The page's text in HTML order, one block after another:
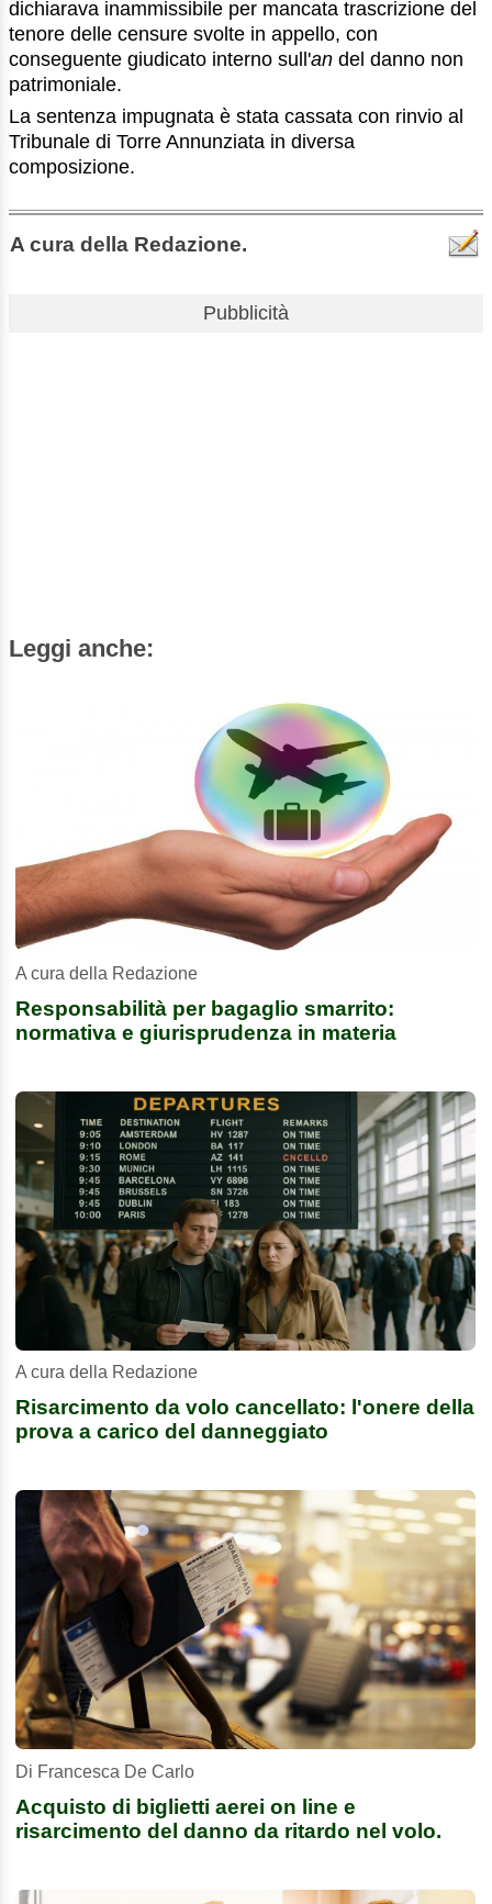
dichiarava inammissibile per mancata trascrizione del
tenore delle censure svolte in appello, con
conseguente giudicato interno sull'an del danno non
patrimoniale.
La sentenza impugnata è stata cassata con rinvio al
Tribunale di Torre Annunziata in diversa
composizione.
A cura della Redazione.
Pubblicità
Leggi anche:
A cura della Redazione
Responsabilità per bagaglio smarrito:
normativa e giurisprudenza in materia
A cura della Redazione
Risarcimento da volo cancellato: l'onere della
prova a carico del danneggiato
Di Francesca De Carlo
Acquisto di biglietti aerei on line e
risarcimento del danno da ritardo nel volo.